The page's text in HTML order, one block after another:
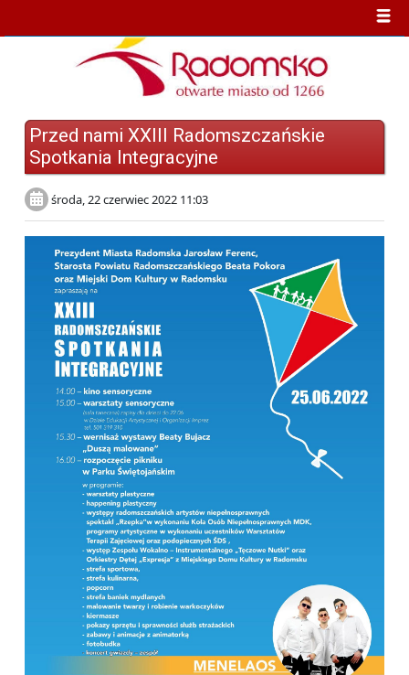
Przed nami XXIII Radomszczańskie
Spotkania Integracyjne
środa, 22 czerwiec 2022 11:03